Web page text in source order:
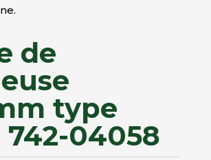
de
type
742-04058